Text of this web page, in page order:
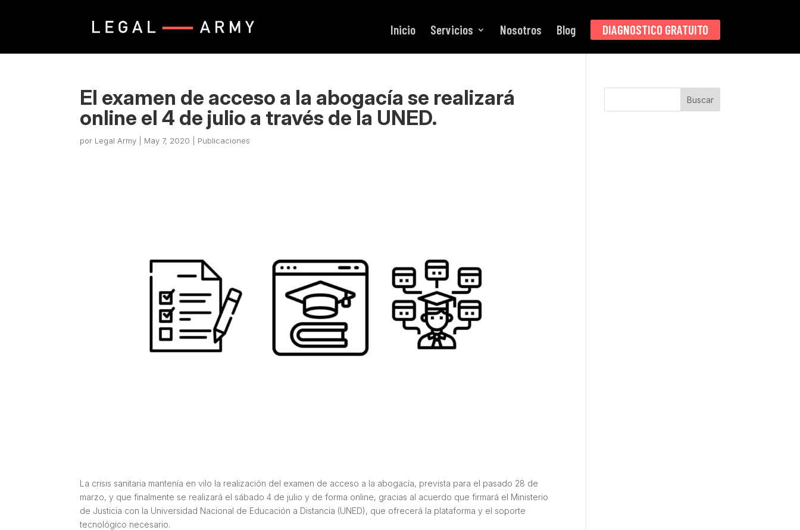
Inicio Servicios Nosotros Blog DIAGNOSTICO GRATUITO
El examen de acceso a la abogacía se realizará
online el 4 de julio a través de la UNED.
por Legal Army May 7, 2020 Publicaciones
La crisis sanitaria mantenía en vilo la realización del examen de acceso a la abogacía, prevista para el pasado 28 de
marzo, y que finalmente se realizará el sábado 4 de julio y de forma online, gracias al acuerdo que firmará el Ministerio
de Justicia con la Universidad Nacional de Educación a Distancia (UNED), que ofrecerá la plataforma y el soporte
tecnológico necesario.
Buscar